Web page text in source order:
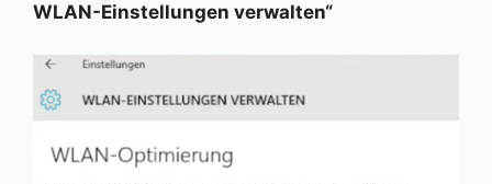
WLAN-Einstellungen verwalten“